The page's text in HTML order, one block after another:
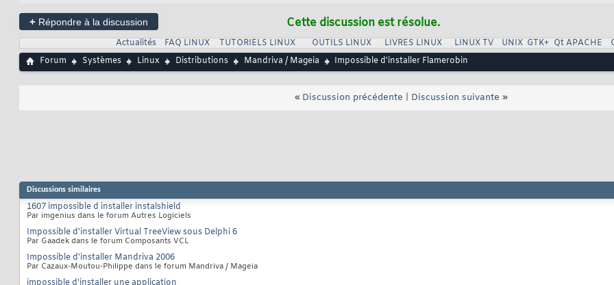
+ Répondre à la discussion Cette discussion est résolue.
Actualités FAQ LINUX TUTORIELS LINUX OUTILS LINUX LIVRES LINUX LINUX TV UNIX GTK+ Qt APACHE
Forum
Systèmes Linux Distributions Mandriva / Mageia Impossible d'installer Flamerobin
« Discussion précédente Discussion suivante »
Discussions similaires
1607 impossible d installer instalshield
Par imgenius dans le forum Autres Logiciels
Impossible d'installer Virtual TreeView sous Delphi 6
Par Gaadek dans le forum Composants VCL
Impossible d'installer Mandriva 2006
Par Cazaux-Moutou-Philippe dans le forum Mandriva / Mageia